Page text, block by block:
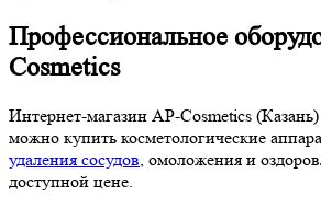
Профессиональное
Cosmetics
Интернет-магазин AP-Cosmetics
можно купить косметологические
удаления сосудов , омоложения и
доступной цене.